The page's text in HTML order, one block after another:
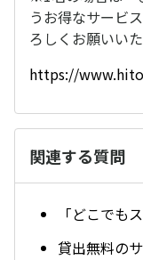
うお得なサービ
ろしくお願いいた
https://
関連する質問
「どこでも
貸出無料の